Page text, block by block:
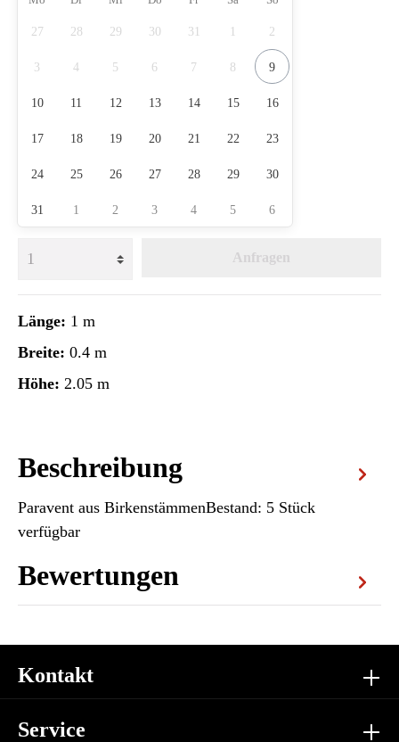
27 28 29 30 31 2
3 4 5 6 7 8 9
10 11 12 13 14 15 16
17 18 19 20 21 22 23
24 25 26 27 28 29 30
31 1 2 3 4 5 6
Anfragen
Länge: 1 m
Breite: 0.4 m
Höhe: 2.05 m
Beschreibung
Paravent aus BirkenstämmenBestand: 5 Stück
verfügbar
Bewertungen
Kontakt
Service